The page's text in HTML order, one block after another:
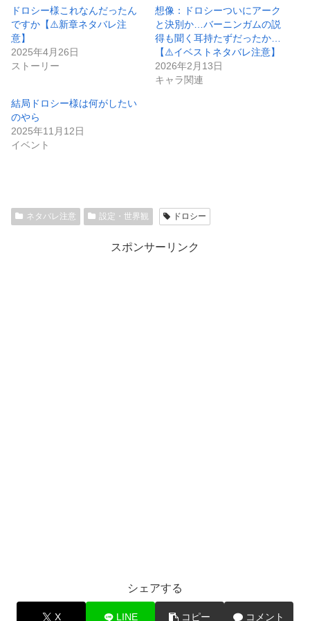
ドロシー様これなんだったん
ですか【⚠️新章ネタバレ注
意】
2025年4月26日
ストーリー
想像：ドロシーついにアーク
と決別か…バーニンガムの説
得も聞く耳持たずだったか…
【⚠️イベストネタバレ注意】
2026年2月13日
キャラ関連
結局ドロシー様は何がしたい
のやら
2025年11月12日
イベント
ネタバレ注意 設定・世界観 ドロシー
スポンサーリンク
シェアする
X LINE コピー コメント